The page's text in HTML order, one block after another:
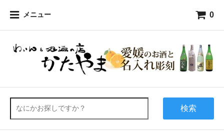
メニュー 0
検索